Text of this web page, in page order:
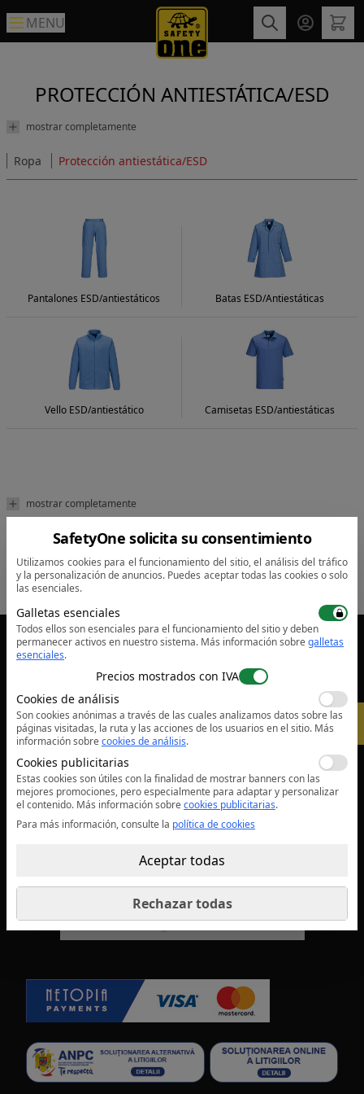
MENU
PROTECCIÓN ANTIESTÁTICA/ESD
mostrar completamente
Ropa Protección antiestática/ESD
Pantalones ESD/antiestáticos Batas ESD/Antiestáticas
Vello ESD/antiestático Camisetas ESD/antiestáticas
mostrar completamente
5%
Empresa
Información legal
Privacidad
Cookies
Términos condiciones
Cambiar la configuración de las cookies
SafetyOne solicita su consentimiento
Utilizamos cookies para el funcionamiento del sitio, el análisis del tráfico
y la personalización de anuncios. Puedes aceptar todas las cookies o solo
las esenciales.
Galletas esenciales
Todos ellos son esenciales para el funcionamiento del sitio y deben
permanecer activos en nuestro sistema. Más información sobregalletas
esenciales.
Precios mostrados con IVA
Cookies de análisis
Son cookies anónimas a través de las cuales analizamos datos sobre las
páginas visitadas, la ruta y las acciones de los usuarios en el sitio. Más
información sobrecookies de análisis.
Cookies publicitarias
Estas cookies son útiles con la finalidad de mostrar banners con las
mejores promociones, pero especialmente para adaptar y personalizar
el contenido. Más información sobrecookies publicitarias.
Para más información, consulte la política de cookies
Rechazar todas
Aceptar todas